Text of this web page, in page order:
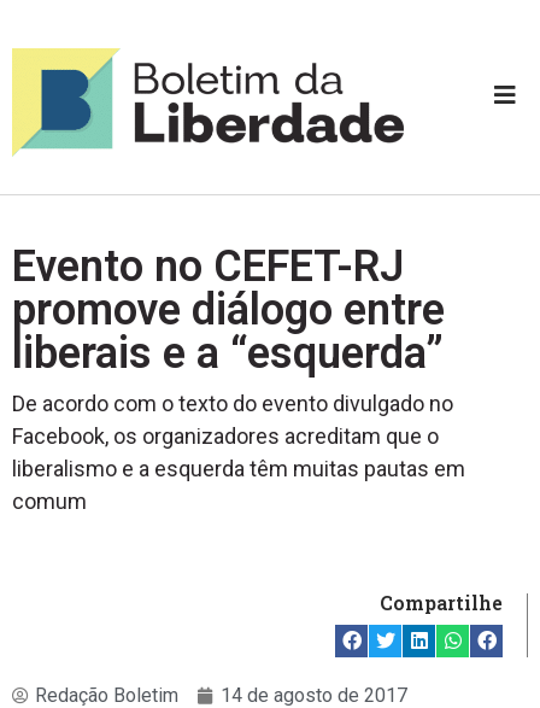
Evento no CEFET-RJ
promove diálogo entre
liberais e a “esquerda”
De acordo com o texto do evento divulgado no
Facebook, os organizadores acreditam que o
liberalismo e a esquerda têm muitas pautas em
comum
Compartilhe
Redação Boletim 14 de agosto de 2017